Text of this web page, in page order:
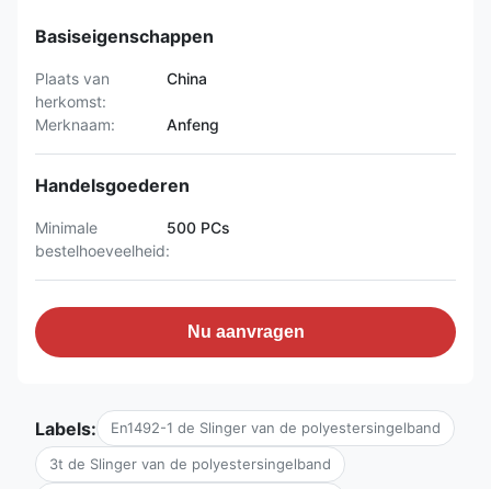
Basiseigenschappen
Plaats van
herkomst:
China
Merknaam: Anfeng
Handelsgoederen
Minimale
bestelhoeveelheid:
500 PCs
Nu aanvragen
Labels: En1492-1 de Slinger van de polyestersingelband
3t de Slinger van de polyestersingelband